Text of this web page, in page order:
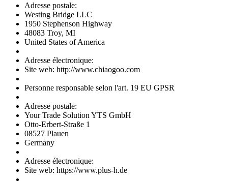
Adresse postale:
Westing Bridge LLC
1950 Stephenson Highway
48083 Troy, MI
United States of America
Adresse électronique:
Site web: http://www.chiaogoo.com
Personne responsable selon l'art. 19 EU GPSR
Adresse postale:
Your Trade Solution YTS GmbH
Otto-Erbert-Straße 1
08527 Plauen
Germany
Adresse électronique:
Site web: https://www.plus-h.de